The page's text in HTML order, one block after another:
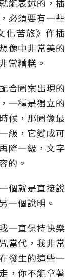
能表述的，插
必須要有一些
化苦旅》作插
像中非常美的
常糟糕。
合圖案出現的
一種是獨立的
候，那圖像最
級，它變成可
降一級，文字
的。
個就是直接說
一個說明。
一直保持快樂
當代，我非常
發生的這些一
，你不能拿著